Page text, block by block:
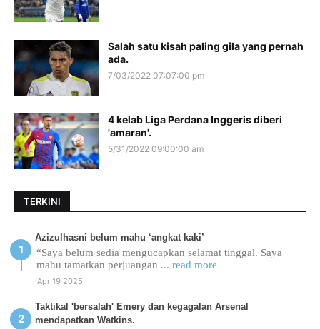
Salah satu kisah paling gila yang pernah
ada.
7/03/2022 07:07:00 pm
4 kelab Liga Perdana Inggeris diberi
'amaran'.
5/31/2022 09:00:00 am
TERKINI
Azizulhasni belum mahu ‘angkat kaki’
“Saya belum sedia mengucapkan selamat tinggal. Saya
mahu tamatkan perjuangan ... read more
Apr 19 2025
Taktikal 'bersalah' Emery dan kegagalan Arsenal
mendapatkan Watkins.